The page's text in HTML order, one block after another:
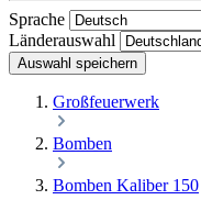
Sprache
Länderauswahl
Auswahl speichern
Großfeuerwerk
Bomben
Bomben Kaliber 150